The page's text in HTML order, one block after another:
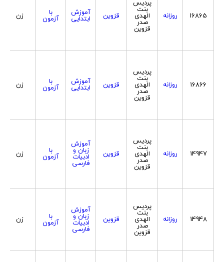
16865 روزانه
پردیس
بنت
الهدی
صدر
قزوین
قزوین آموزش
ابتدایی
با
آزمون زن
16866 روزانه
پردیس
بنت
الهدی
صدر
قزوین
قزوین آموزش
ابتدایی
با
آزمون زن
14947 روزانه
پردیس
بنت
الهدی
صدر
قزوین
قزوین
آموزش
زبان و
ادبیات
فارسی
با
آزمون زن
14948 روزانه
پردیس
بنت
الهدی
صدر
قزوین
قزوین
آموزش
زبان و
ادبیات
فارسی
با
آزمون زن